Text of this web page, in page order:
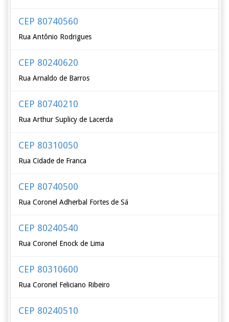
CEP 80740560
Rua Antônio Rodrigues
CEP 80240620
Rua Arnaldo de Barros
CEP 80740210
Rua Arthur Suplicy de Lacerda
CEP 80310050
Rua Cidade de Franca
CEP 80740500
Rua Coronel Adherbal Fortes de Sá
CEP 80240540
Rua Coronel Enock de Lima
CEP 80310600
Rua Coronel Feliciano Ribeiro
CEP 80240510